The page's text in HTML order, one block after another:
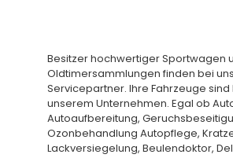
Besitzer hochwertiger Sportwagen
Oldtimersammlungen finden bei
Servicepartner. Ihre Fahrzeuge sind
unserem Unternehmen. Egal ob
Autoaufbereitung,
Ozonbehandlung Autopflege,
Lackversiegelung, Beulendoktor,